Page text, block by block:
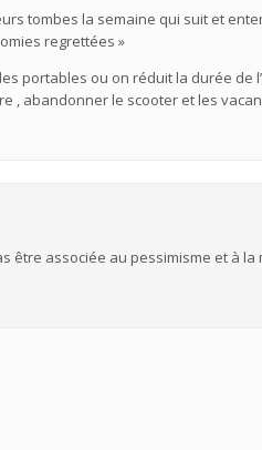
tombes la semaine qui suit et
regrettées »
portables ou on réduit la durée de
, abandonner le scooter et les
être associée au pessimisme et à la